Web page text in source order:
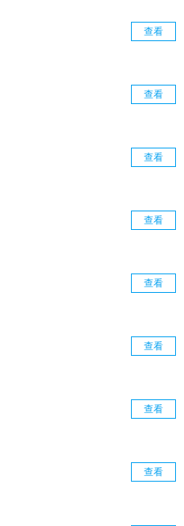
查看
查看
查看
查看
查看
查看
查看
查看